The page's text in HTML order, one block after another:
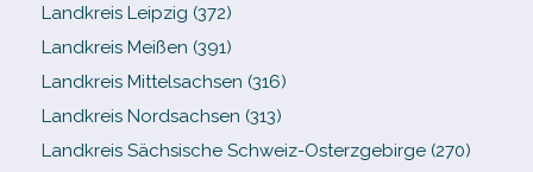
Landkreis Leipzig (372)
Landkreis Meißen (391)
Landkreis Mittelsachsen (316)
Landkreis Nordsachsen (313)
Landkreis Sächsische Schweiz-​Osterzgebirge (270)